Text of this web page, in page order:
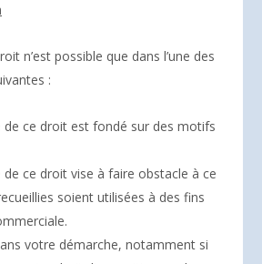
n’est possible que dans l’une des
:
de ce droit est fondé sur des motifs
de ce droit vise à faire obstacle à ce
soient utilisées à des fins
votre démarche, notamment si